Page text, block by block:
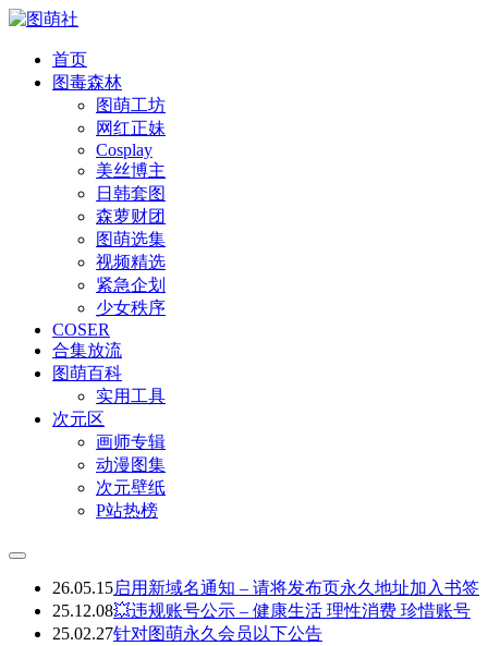
首页
图毒森林
图萌工坊
网红正妹
Cosplay
美丝博主
日韩套图
森萝财团
图萌选集
视频精选
紧急企划
少女秩序
COSER
合集放流
图萌百科
实用工具
次元区
画师专辑
动漫图集
次元壁纸
P站热榜
26.05.15启用新域名通知 – 请将发布页永久地址加入书签
25.12.08💥违规账号公示 – 健康生活 理性消费 珍惜账号
25.02.27针对图萌永久会员以下公告